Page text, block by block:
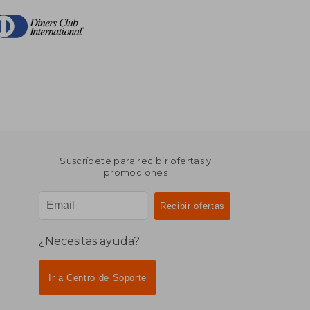
Suscríbete para recibir ofertas y
promociones
¿Necesitas ayuda?
Ir a Centro de Soporte